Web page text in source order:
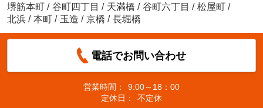
堺筋本町 / 谷町四丁目 / 天満橋 / 谷町六丁目 / 松屋町 /
北浜 / 本町 / 玉造 / 京橋 / 長堀橋
電話でお問い合わせ
営業時間：
9:00～18：00
定休日：
不定休